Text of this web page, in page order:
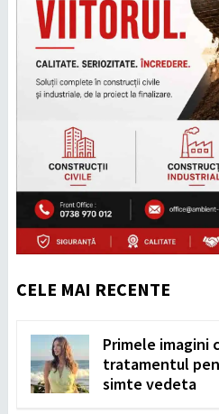
CELE MAI RECENTE
Primele imagini
tratamentul
simte vedeta